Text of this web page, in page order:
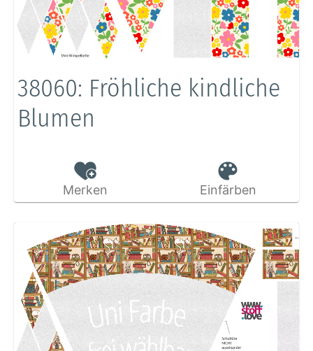
38060: Fröhliche kindliche
Blumen
Merken Einfärben